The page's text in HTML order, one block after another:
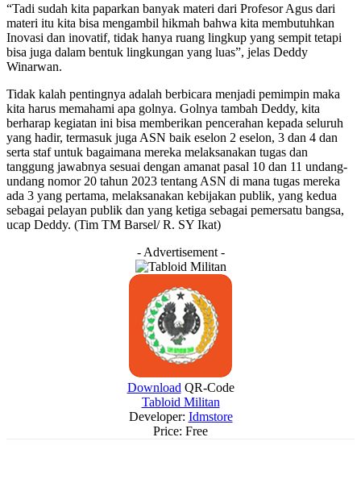
“Tadi sudah kita paparkan banyak materi dari Profesor Agus dari
materi itu kita bisa mengambil hikmah bahwa kita membutuhkan
Inovasi dan inovatif, tidak hanya ruang lingkup yang sempit tetapi
bisa juga dalam bentuk lingkungan yang luas”, jelas Deddy
Winarwan.
Tidak kalah pentingnya adalah berbicara menjadi pemimpin maka
kita harus memahami apa golnya. Golnya tambah Deddy, kita
berharap kegiatan ini bisa memberikan pencerahan kepada seluruh
yang hadir, termasuk juga ASN baik eselon 2 eselon, 3 dan 4 dan
serta staf untuk bagaimana mereka melaksanakan tugas dan
tanggung jawabnya sesuai dengan amanat pasal 10 dan 11 undang-
undang nomor 20 tahun 2023 tentang ASN di mana tugas mereka
ada 3 yang pertama, melaksanakan kebijakan publik, yang kedua
sebagai pelayan publik dan yang ketiga sebagai pemersatu bangsa,
ucap Deddy. (Tim TM Barsel/ R. SY Ikat)
- Advertisement -
Download QR-Code
Tabloid Militan
Developer: Idmstore
Price: Free